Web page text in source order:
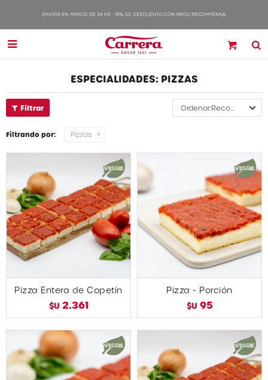

ESPECIALIDADES: PIZZAS
Recomendados
Filtrando por: Pizzas
Pizza Entera de Copetín
$U 2.361
Pizza - Porción
$U 95